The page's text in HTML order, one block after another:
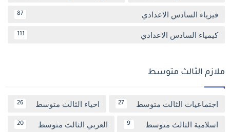
فيزياء السادس الاعدادي 87
كيمياء السادس الاعدادي 111
ملازم الثالث متوسط
اجتماعيات الثالث متوسط 27 احياء الثالث متوسط 26
اسلامية الثالث متوسط 9 العربي الثالث متوسط 20